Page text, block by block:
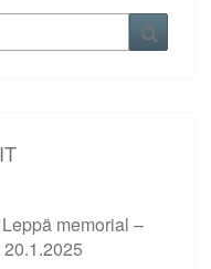
memorial –
20.1.2025